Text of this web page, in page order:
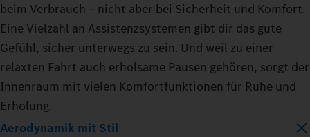
beim Verbrauch – nicht aber bei Sicherheit und Komfort.
Eine Vielzahl an Assistenzsystemen gibt dir das gute
Gefühl, sicher unterwegs zu sein. Und weil zu einer
relaxten Fahrt auch erholsame Pausen gehören, sorgt der
Innenraum mit vielen Komfortfunktionen für Ruhe und
Erholung.
Aerodynamik mit Stil